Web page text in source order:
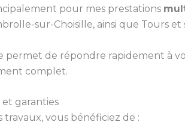
pour mes prestations
sur-Choisille, ainsi que Tours
permet de répondre rapidement à
complet.
et garanties
travaux, vous bénéficiez de :